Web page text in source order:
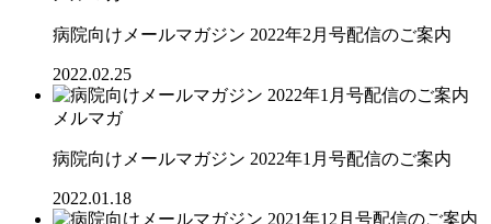
病院向けメールマガジン 2022年2月号配信のご案内
2022.02.25
メルマガ
病院向けメールマガジン 2022年1月号配信のご案内
2022.01.18